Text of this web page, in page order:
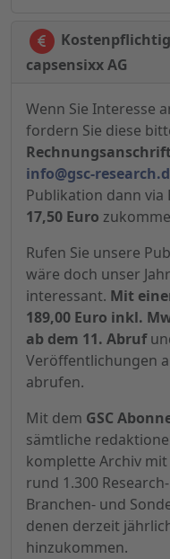
capsensixx AG
Wenn Sie Interesse
fordern Sie diese
info@gsc-
Publikation dann via
17,50 Euro
Rufen Sie unsere
wäre doch unser
interessant. Mit
189,00 Euro inkl.
ab dem 11. Abruf
Veröffentlichungen
abrufen.
Mit dem GSC
sämtliche
komplette Archiv mit
rund 1.300
Branchen- und
denen derzeit
hinzukommen.